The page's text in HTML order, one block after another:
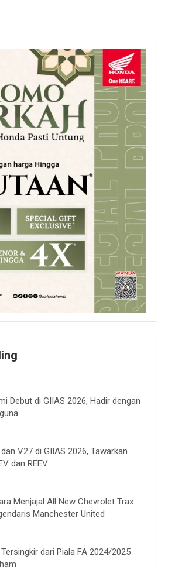
Debut di GIIAS 2026, Hadir dengan
V27 di GIIAS 2026, Tawarkan
dan REEV
Menjajal All New Chevrolet Trax
Manchester United
dari Piala FA 2024/2025